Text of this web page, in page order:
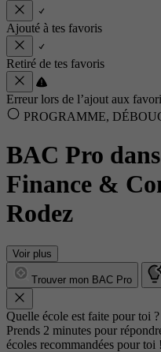
Ajouté à tes favoris
Retiré de tes favoris
Erreur lors de l’ajout aux
PROGRAMME,
BAC Pro
Finance &
Rodez
Voir plus
Trouver mon BAC Pro
Quelle école est faite pour toi ?
Prends 2 minutes pour
écoles recommandées pour toi !